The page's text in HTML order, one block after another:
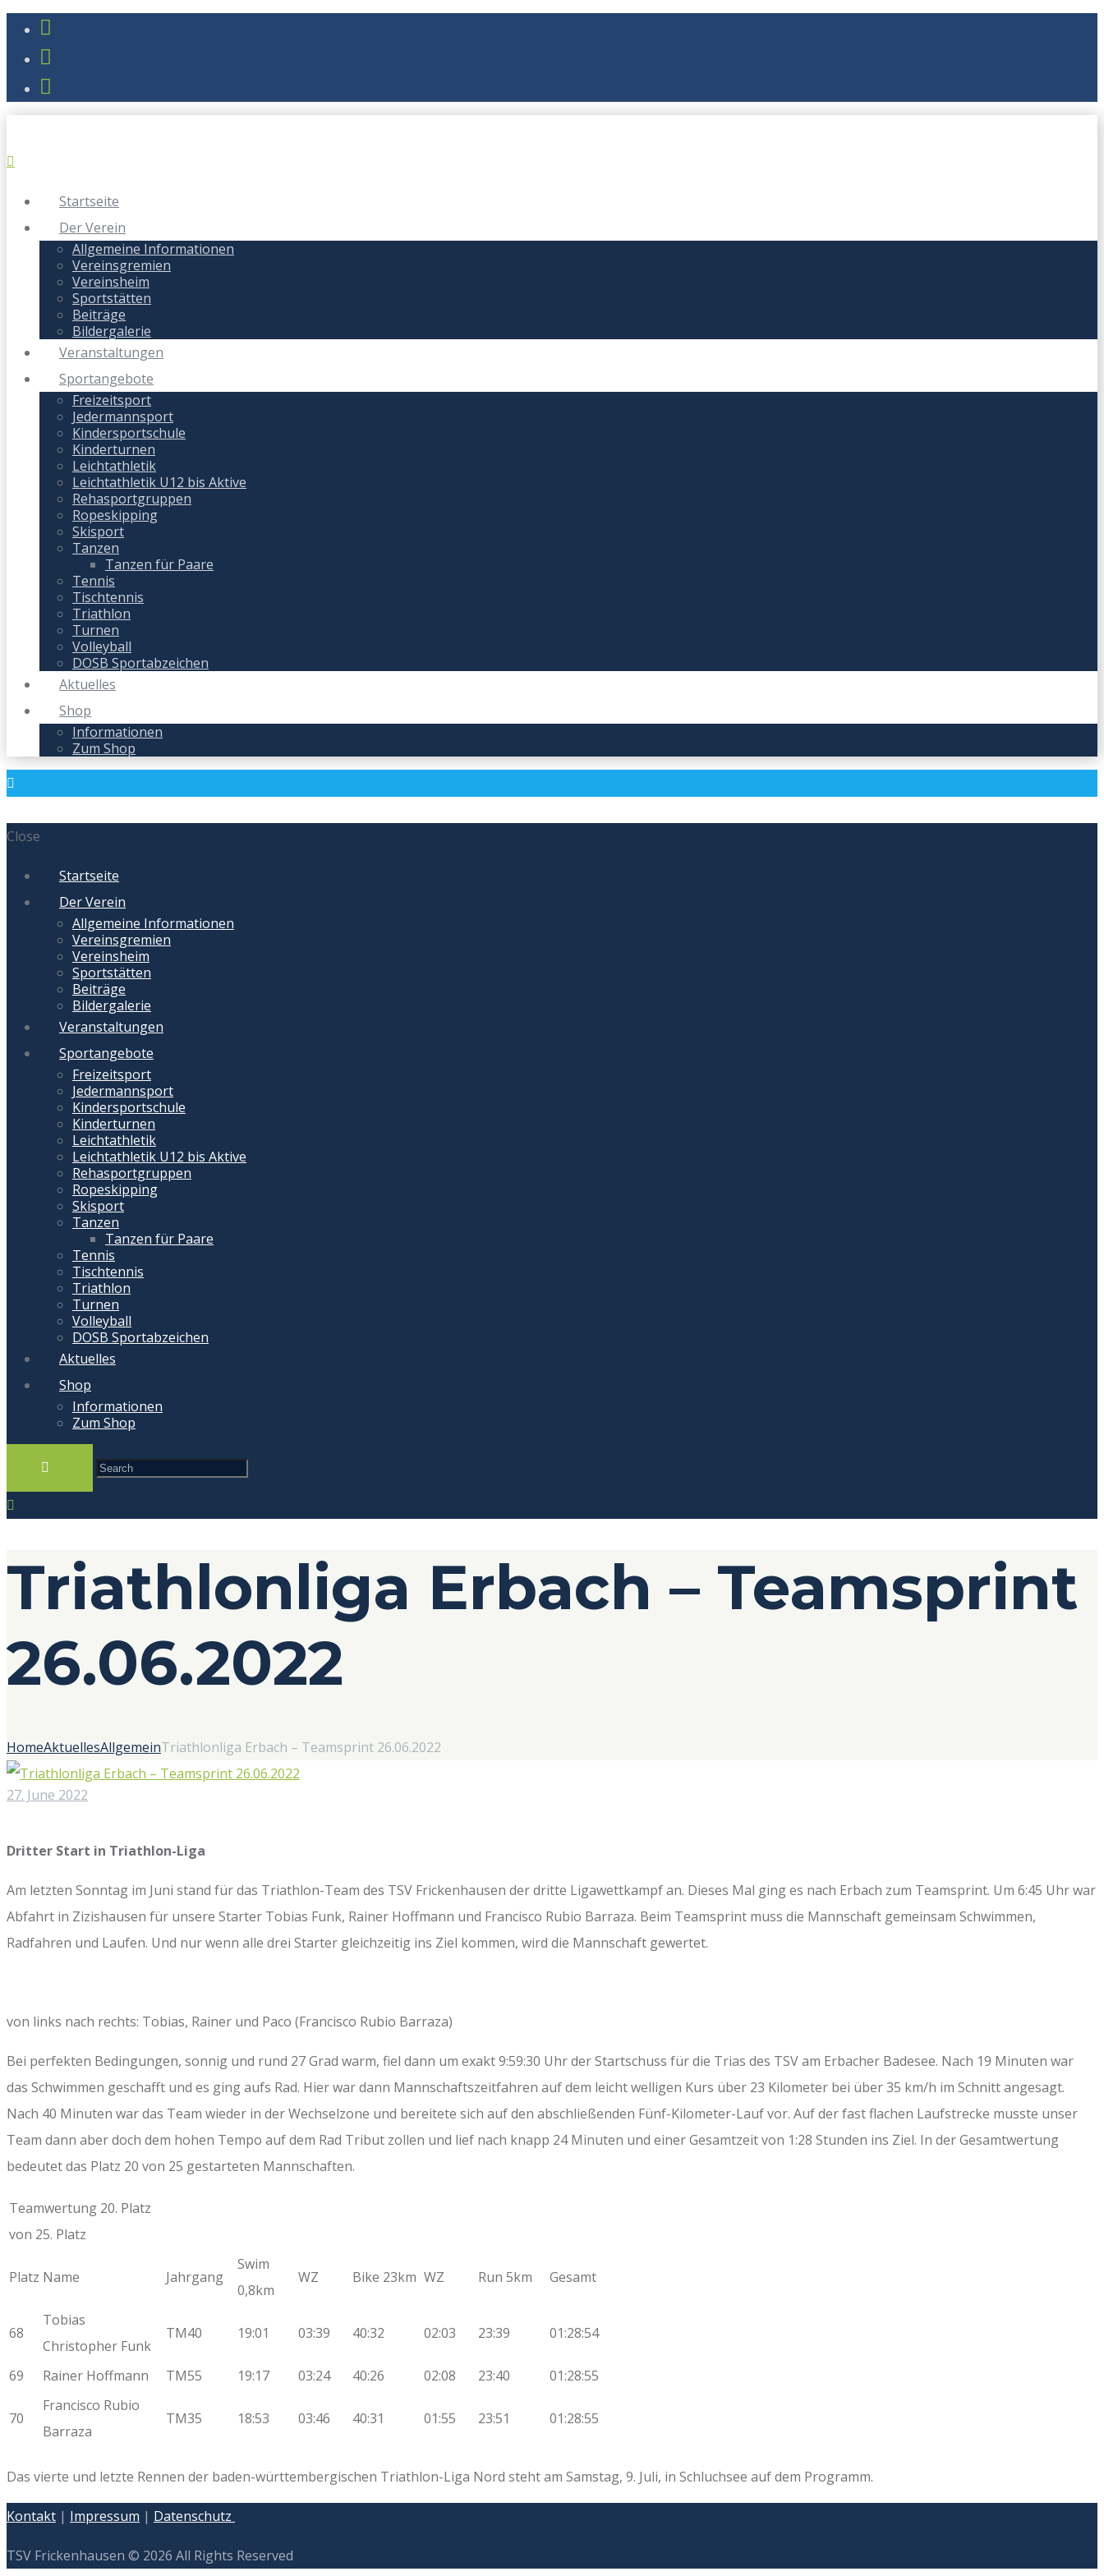
Startseite
Der Verein
Allgemeine Informationen
Vereinsgremien
Vereinsheim
Sportstätten
Beiträge
Bildergalerie
Veranstaltungen
Sportangebote
Freizeitsport
Jedermannsport
Kindersportschule
Kinderturnen
Leichtathletik
Leichtathletik U12 bis Aktive
Rehasportgruppen
Ropeskipping
Skisport
Tanzen
Tanzen für Paare
Tennis
Tischtennis
Triathlon
Turnen
Volleyball
DOSB Sportabzeichen
Aktuelles
Shop
Informationen
Zum Shop
Close
Startseite
Der Verein
Allgemeine Informationen
Vereinsgremien
Vereinsheim
Sportstätten
Beiträge
Bildergalerie
Veranstaltungen
Sportangebote
Freizeitsport
Jedermannsport
Kindersportschule
Kinderturnen
Leichtathletik
Leichtathletik U12 bis Aktive
Rehasportgruppen
Ropeskipping
Skisport
Tanzen
Tanzen für Paare
Tennis
Tischtennis
Triathlon
Turnen
Volleyball
DOSB Sportabzeichen
Aktuelles
Shop
Informationen
Zum Shop
Triathlonliga Erbach – Teamsprint
26.06.2022
HomeAktuellesAllgemeinTriathlonliga Erbach – Teamsprint 26.06.2022
27. June 2022
Dritter Start in Triathlon-Liga
Am letzten Sonntag im Juni stand für das Triathlon-Team des TSV Frickenhausen der dritte Ligawettkampf an. Dieses Mal ging es nach Erbach zum Teamsprint. Um 6:45 Uhr war
Abfahrt in Zizishausen für unsere Starter Tobias Funk, Rainer Hoffmann und Francisco Rubio Barraza. Beim Teamsprint muss die Mannschaft gemeinsam Schwimmen,
Radfahren und Laufen. Und nur wenn alle drei Starter gleichzeitig ins Ziel kommen, wird die Mannschaft gewertet.
von links nach rechts: Tobias, Rainer und Paco (Francisco Rubio Barraza)
Bei perfekten Bedingungen, sonnig und rund 27 Grad warm, fiel dann um exakt 9:59:30 Uhr der Startschuss für die Trias des TSV am Erbacher Badesee. Nach 19 Minuten war
das Schwimmen geschafft und es ging aufs Rad. Hier war dann Mannschaftszeitfahren auf dem leicht welligen Kurs über 23 Kilometer bei über 35 km/h im Schnitt angesagt.
Nach 40 Minuten war das Team wieder in der Wechselzone und bereitete sich auf den abschließenden Fünf-Kilometer-Lauf vor. Auf der fast flachen Laufstrecke musste unser
Team dann aber doch dem hohen Tempo auf dem Rad Tribut zollen und lief nach knapp 24 Minuten und einer Gesamtzeit von 1:28 Stunden ins Ziel. In der Gesamtwertung
bedeutet das Platz 20 von 25 gestarteten Mannschaften.
Teamwertung 20. Platz
von 25. Platz
Platz Name Jahrgang
Swim
0,8km
WZ Bike 23km WZ Run 5km Gesamt
68
Tobias
Christopher Funk
TM40 19:01 03:39 40:32 02:03 23:39 01:28:54
69 Rainer Hoffmann TM55 19:17 03:24 40:26 02:08 23:40 01:28:55
70
Francisco Rubio
Barraza
TM35 18:53 03:46 40:31 01:55 23:51 01:28:55
Das vierte und letzte Rennen der baden-württembergischen Triathlon-Liga Nord steht am Samstag, 9. Juli, in Schluchsee auf dem Programm.
Kontakt | Impressum | Datenschutz
TSV Frickenhausen © 2026 All Rights Reserved